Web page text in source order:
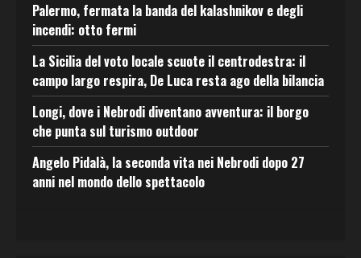
Palermo, fermata la banda del kalashnikov e degli
incendi: otto fermi
La Sicilia del voto locale scuote il centrodestra: il
campo largo respira, De Luca resta ago della bilancia
Longi, dove i Nebrodi diventano avventura: il borgo
che punta sul turismo outdoor
Angelo Pidalà, la seconda vita nei Nebrodi dopo 27
anni nel mondo dello spettacolo